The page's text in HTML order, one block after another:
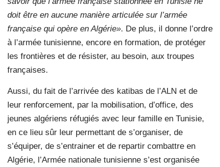
doit être en aucune manière articulée sur l’armée
française qui opère en Algérie». De plus, il donne l’ordre
à l’armée tunisienne, encore en formation, de protéger
les frontières et de résister, au besoin, aux troupes
françaises.
Aussi, du fait de l’arrivée des katibas de l’ALN et de
leur renforcement, par la mobilisation, d’office, des
jeunes algériens réfugiés avec leur famille en Tunisie,
en ce lieu sûr leur permettant de s’organiser, de
s’équiper, de s’entrainer et de repartir combattre en
Algérie, l’Armée nationale tunisienne s’est organisée